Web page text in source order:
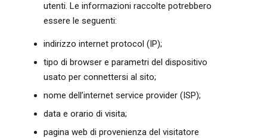
utenti. Le informazioni raccolte potrebbero
essere le seguenti:
indirizzo internet protocol (IP);
tipo di browser e parametri del dispositivo
usato per connettersi al sito;
nome dell’internet service provider (ISP);
data e orario di visita;
pagina web di provenienza del visitatore